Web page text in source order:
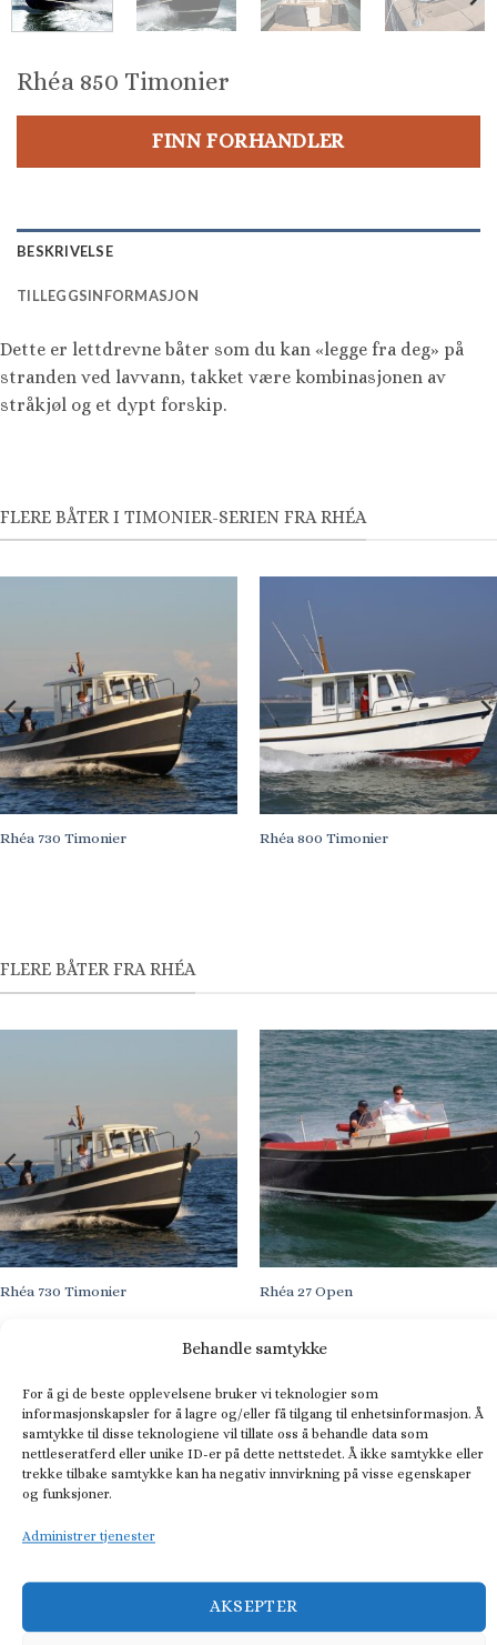
Behandle samtykke
For å gi de beste opplevelsene bruker vi teknologier som
informasjonskapsler for å lagre og/eller få tilgang til enhetsinformasjon. Å
samtykke til disse teknologiene vil tillate oss å behandle data som
nettleseratferd eller unike ID-er på dette nettstedet. Å ikke samtykke eller
trekke tilbake samtykke kan ha negativ innvirkning på visse egenskaper
og funksjoner.
Administrer tjenester
AKSEPTER
Rhéa 850 Timonier
FINN FORHANDLER
BESKRIVELSE
TILLEGGSINFORMASJON
Dette er lettdrevne båter som du kan «legge fra deg» på
stranden ved lavvann, takket være kombinasjonen av
stråkjøl og et dypt forskip.
FLERE BÅTER I TIMONIER-SERIEN FRA RHÉA
Rhéa 730 Timonier Rhéa 800 Timonier
FLERE BÅTER FRA RHÉA
Rhéa 730 Timonier Rhéa 27 Open
RELATERTE PRODUKTER